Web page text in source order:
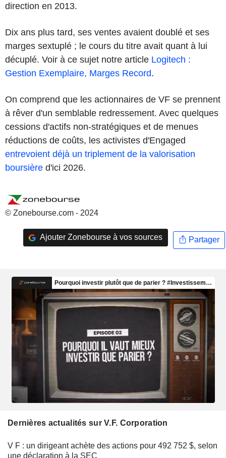
direction en 2013.
Dix ans plus tard, ses ventes avaient doublé et ses
marges sextuplé ; le cours du titre avait quant à lui
décuplé. Voir à ce sujet notre article Logitech :
Gestion Exemplaire, Marges Record.
On comprend que les actionnaires de VF se prennent
à rêver d'un semblable redressement. Avec quelques
cessions d'actifs non-stratégiques et de menues
réductions de coûts, les activistes d'Engaged
entrevoient déjà un triplement de la valorisation
boursière d'ici 2026.
© Zonebourse.com - 2024
Ajouter Zonebourse à vos sources Partager
Dernières actualités sur V.F. Corporation
V F : un dirigeant achète des actions pour 492 752 $, selon
une déclaration à la SEC